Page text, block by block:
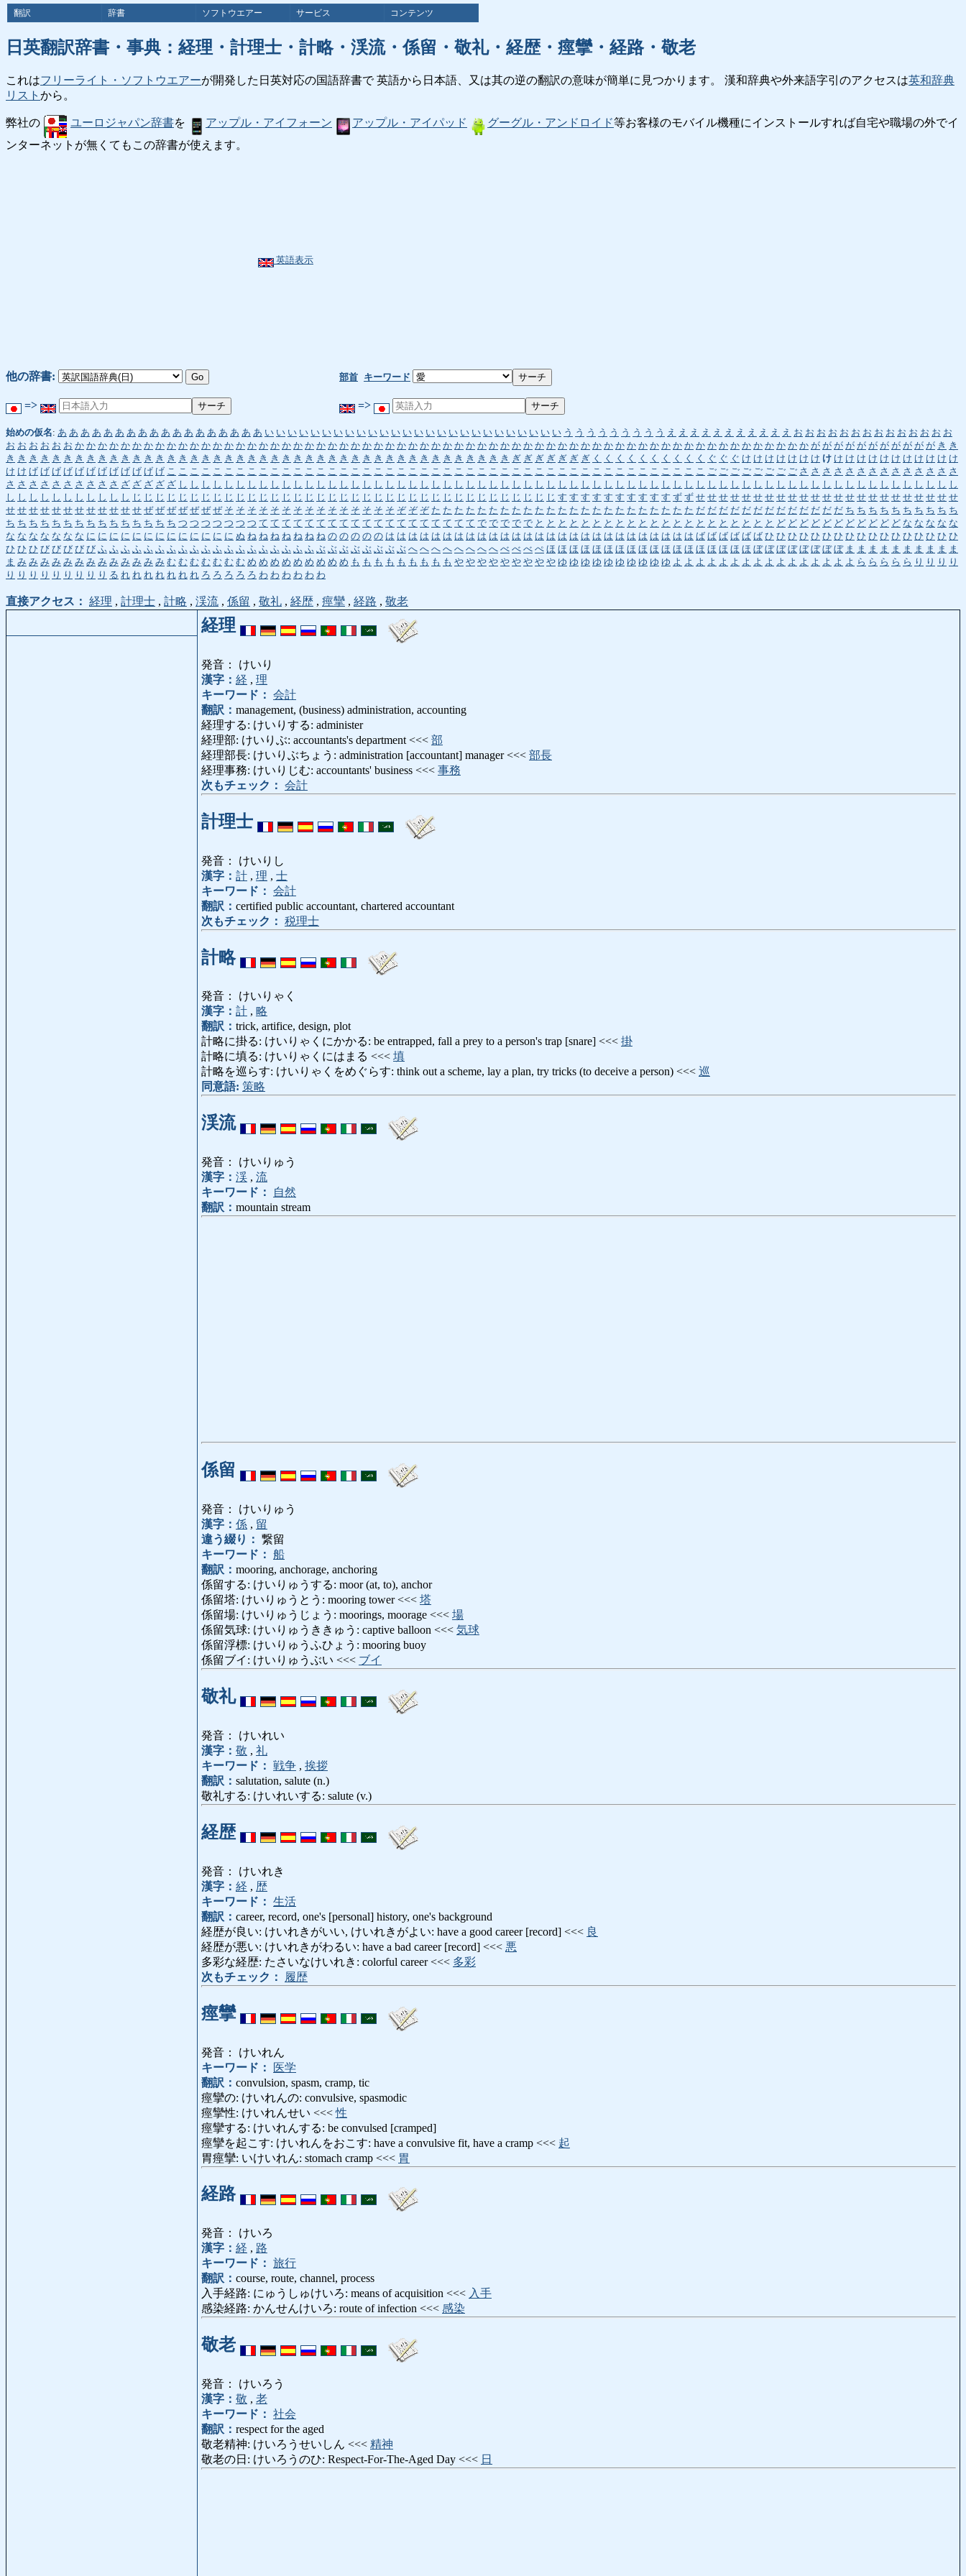
翻訳 辞書 ソフトウエアー サービス コンテンツ
日英翻訳辞書・事典：経理・計理士・計略・渓流・係留・敬礼・経歴・痙攣・経路・敬老
これはフリーライト・ソフトウエアーが開発した日英対応の国語辞書で 英語から日本語、又は其の逆の翻訳の意味が簡単に見つかります。 漢和辞典や外来語字引のアクセスは英和辞典
リスト から。
弊社の ユーロジャパン辞書を アップル・アイフォーン アップル・アイパッド グーグル・アンドロイド等お客様のモバイル機種にインストールすれば自宅や職場の外でイ
ンターネットが無くてもこの辞書が使えます。
英語表示
他の辞書: 部首 キーワード
=> =>
始めの仮名: あ あ あ あ あ あ あ あ あ あ あ あ あ あ あ あ あ あ い い い い い い い い い い い い い い い い い い い い い い い い い い う う う う う う う う う え え え え え え え え え え え お お お お お お お お お お お お お お
お お お お お お か か か か か か か か か か か か か か か か か か か か か か か か か か か か か か か か か か か か か か か か か か か か か か か か か か か か か か か か か か か か か か か か が が が が が が が が が が が き き
き き き き き き き き き き き き き き き き き き き き き き き き き き き き き き き き き き き き き き き き き き き き ぎ ぎ ぎ ぎ ぎ ぎ ぎ く く く く く く く く く く ぐ ぐ ぐ け け け け け け け け け け け け け け け け け け け
け け げ げ げ げ げ げ げ げ げ げ げ げ こ こ こ こ こ こ こ こ こ こ こ こ こ こ こ こ こ こ こ こ こ こ こ こ こ こ こ こ こ こ こ こ こ こ こ こ こ こ こ こ こ こ こ こ こ こ こ ご ご ご ご ご ご ご ご さ さ さ さ さ さ さ さ さ さ さ さ さ さ
さ さ さ さ さ さ さ さ さ さ ざ ざ ざ ざ ざ し し し し し し し し し し し し し し し し し し し し し し し し し し し し し し し し し し し し し し し し し し し し し し し し し し し し し し し し し し し し し し し し し し し し
し し し し し し し し し し し じ じ じ じ じ じ じ じ じ じ じ じ じ じ じ じ じ じ じ じ じ じ じ じ じ じ じ じ じ じ じ じ じ じ じ じ じ す す す す す す す す す す ず ず せ せ せ せ せ せ せ せ せ せ せ せ せ せ せ せ せ せ せ せ せ せ せ
せ せ せ せ せ せ せ せ せ せ せ せ ぜ ぜ ぜ ぜ ぜ ぜ ぜ そ そ そ そ そ そ そ そ そ そ そ そ そ そ そ ぞ ぞ ぞ た た た た た た た た た た た た た た た た た た た た た た た だ だ だ だ だ だ だ だ だ だ だ だ だ ち ち ち ち ち ち ち ち ち ち
ち ち ち ち ち ち ち ち ち ち ち ち ち ち ち つ つ つ つ つ つ つ て て て て て て て て て て て て て て て て て て て で で で で で と と と と と と と と と と と と と と と と と と と と と ど ど ど ど ど ど ど ど ど ど ど な な な な な
な な な な な な な に に に に に に に に に に に に に ぬ ね ね ね ね ね ね ね の の の の の は は は は は は は は は は は は は は は は は は は は は は は は は は は ば ば ば ば ば ば ひ ひ ひ ひ ひ ひ ひ ひ ひ ひ ひ ひ ひ ひ ひ ひ ひ
ひ ひ ひ び び び び び ふ ふ ふ ふ ふ ふ ふ ふ ふ ふ ふ ふ ふ ふ ふ ふ ふ ふ ふ ぶ ぶ ぶ ぶ ぶ ぶ ぶ ぶ へ へ へ へ へ へ へ へ べ べ べ ぺ ほ ほ ほ ほ ほ ほ ほ ほ ほ ほ ほ ほ ほ ほ ほ ほ ほ ほ ぼ ぼ ぼ ぼ ぼ ぼ ぼ ぼ ま ま ま ま ま ま ま ま ま ま
ま み み み み み み み み み み み み み む む む む む む む め め め め め め め め め も も も も も も も も も や や や や や や や や や ゆ ゆ ゆ ゆ ゆ ゆ ゆ ゆ ゆ ゆ よ よ よ よ よ よ よ よ よ よ よ よ よ よ よ よ ら ら ら ら ら り り り り
り り り り り り り り り る れ れ れ れ れ れ れ ろ ろ ろ ろ ろ わ わ わ わ わ わ
直接アクセス： 経理 , 計理士 , 計略 , 渓流 , 係留 , 敬礼 , 経歴 , 痙攣 , 経路 , 敬老
経理
発音： けいり
漢字： 経 , 理
キーワード： 会計
翻訳： management, (business) administration, accounting
経理する: けいりする: administer
経理部: けいりぶ: accountants's department <<< 部
経理部長: けいりぶちょう: administration [accountant] manager <<< 部長
経理事務: けいりじむ: accountants' business <<< 事務
次もチェック： 会計
計理士
発音： けいりし
漢字： 計 , 理 , 士
キーワード： 会計
翻訳： certified public accountant, chartered accountant
次もチェック： 税理士
計略
発音： けいりゃく
漢字： 計 , 略
翻訳： trick, artifice, design, plot
計略に掛る: けいりゃくにかかる: be entrapped, fall a prey to a person's trap [snare] <<< 掛
計略に填る: けいりゃくにはまる <<< 填
計略を巡らす: けいりゃくをめぐらす: think out a scheme, lay a plan, try tricks (to deceive a person) <<< 巡
同意語: 策略
渓流
発音： けいりゅう
漢字： 渓 , 流
キーワード：
自然
翻訳： mountain stream
係留
発音： けいりゅう
漢字： 係 , 留
違う綴り： 繋留
キーワード： 船
翻訳： mooring, anchorage, anchoring
係留する: けいりゅうする: moor (at, to), anchor
係留塔: けいりゅうとう: mooring tower <<< 塔
係留場: けいりゅうじょう: moorings, moorage <<< 場
係留気球: けいりゅうききゅう: captive balloon <<< 気球
係留浮標: けいりゅうふひょう: mooring buoy
係留ブイ: けいりゅうぶい <<< ブイ
敬礼
発音： けいれい
漢字： 敬 , 礼
キーワード： 戦争 , 挨拶
翻訳： salutation, salute (n.)
敬礼する: けいれいする: salute (v.)
経歴
発音： けいれき
漢字： 経 , 歴
キーワード： 生活
翻訳： career, record, one's [personal] history, one's background
経歴が良い: けいれきがいい, けいれきがよい: have a good career [record] <<< 良
経歴が悪い: けいれきがわるい: have a bad career [record] <<< 悪
多彩な経歴: たさいなけいれき: colorful career <<< 多彩
次もチェック：
履歴
痙攣
発音： けいれん
キーワード：
医学
翻訳： convulsion, spasm, cramp, tic
痙攣の: けいれんの: convulsive, spasmodic
痙攣性: けいれんせい <<<性
痙攣する: けいれんする: be convulsed [cramped]
痙攣を起こす: けいれんをおこす: have a convulsive fit, have a cramp <<< 起
胃痙攣: いけいれん: stomach cramp <<< 胃
経路
発音： けいろ
漢字： 経 , 路
キーワード： 旅行
翻訳： course, route, channel, process
入手経路: にゅうしゅけいろ: means of acquisition <<< 入手
感染経路: かんせんけいろ: route of infection <<< 感染
敬老
発音： けいろう
漢字： 敬 , 老
キーワード： 社会
翻訳： respect for the aged
敬老精神: けいろうせいしん <<< 精神
敬老の日: けいろうのひ: Respect-For-The-Aged Day <<< 日